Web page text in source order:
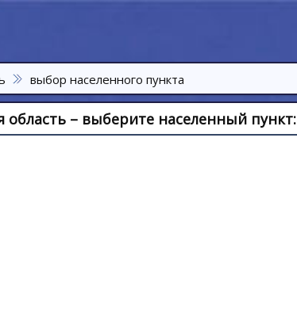
выбор населенного пункта
– выберите населенный пункт: